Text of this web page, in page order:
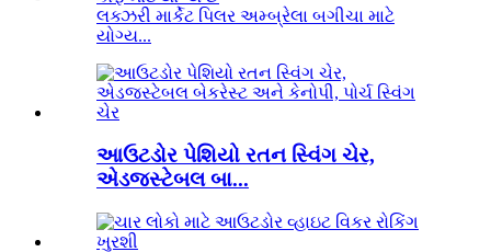
લક્ઝરી માર્કેટ પિલર અમ્બ્રેલા બગીચા માટે
યોગ્ય...
આઉટડોર પેશિયો રતન સ્વિંગ ચેર,
એડજસ્ટેબલ બા...